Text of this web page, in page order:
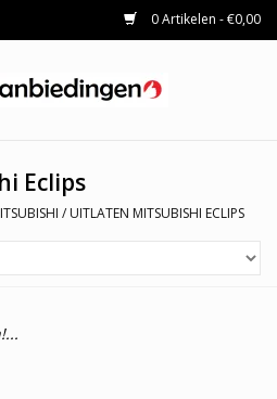
0 Artikelen - €0,00
Eclips
/ UITLATEN MITSUBISHI ECLIPS